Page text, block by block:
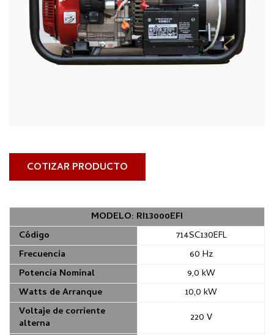
COTIZAR PRODUCTO
MODELO: RI13000EFI
Código
714SC130EFL
Frecuencia
60 Hz
Potencia Nominal
9,0 kW
Watts de Arranque
10,0 kW
Voltaje de corriente
alterna
220 V